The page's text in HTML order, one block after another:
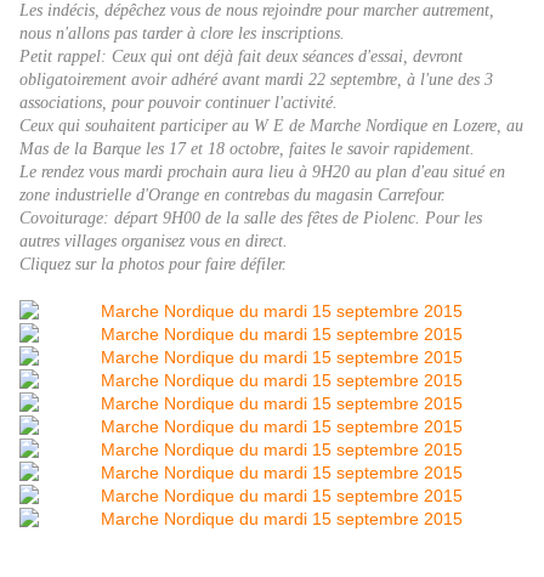
Les indécis, dépêchez vous de nous rejoindre pour marcher autrement,
nous n'allons pas tarder à clore les inscriptions.
Petit rappel: Ceux qui ont déjà fait deux séances d'essai, devront
obligatoirement avoir adhéré avant mardi 22 septembre, à l'une des 3
associations, pour pouvoir continuer l'activité.
Ceux qui souhaitent participer au W E de Marche Nordique en Lozere, au
Mas de la Barque les 17 et 18 octobre, faites le savoir rapidement.
Le rendez vous mardi prochain aura lieu à 9H20 au plan d'eau situé en
zone industrielle d'Orange en contrebas du magasin Carrefour.
Covoiturage: départ 9H00 de la salle des fêtes de Piolenc. Pour les
autres villages organisez vous en direct.
Cliquez sur la photos pour faire défiler.